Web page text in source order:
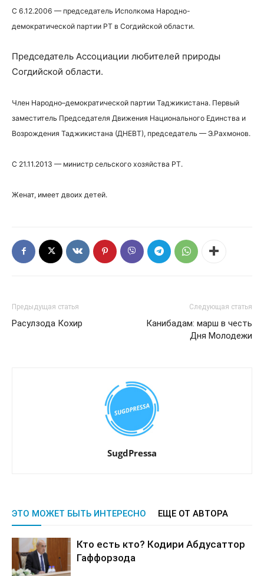
C 6.12.2006 — председатель Исполкома Народно-
демократической партии РТ в Согдийской области.
Председатель Ассоциации любителей природы
Согдийской области.
Член Народно–демократической партии Таджикистана. Первый
заместитель Председателя Движения Национального Единства и
Возрождения Таджикистана (ДНЕВТ), председатель — Э.Рахмонов.
С 21.11.2013 — министр сельского хозяйства РТ.
Женат, имеет двоих детей.
Предыдущая статья
Расулзода Кохир
Следующая статья
Канибадам: марш в честь
Дня Молодежи
SugdPressa
ЭТО МОЖЕТ БЫТЬ ИНТЕРЕСНО ЕЩЕ ОТ АВТОРА
Кто есть кто? Кодири Абдусаттор
Гаффорзода